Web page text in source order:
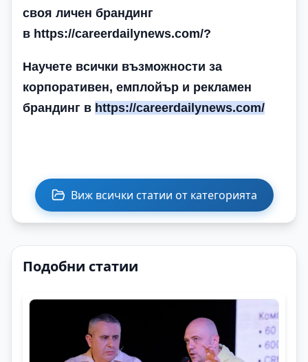
своя личен брандинг
в https://careerdailynews.com/?
Научете всички възможности за
корпоративен, емплойър и рекламен
брандинг в https://careerdailynews.com/
Виж всички статии от категорията
Подобни статии